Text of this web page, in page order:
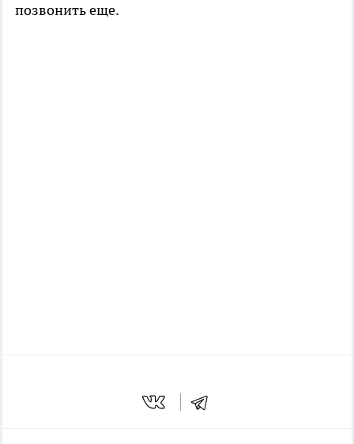
позвонить еще.